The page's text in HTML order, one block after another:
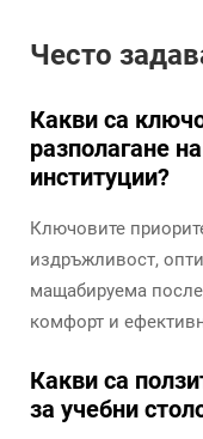
Често
Какви са
разполагане
институции?
Ключовите
издръжливост,
мащабируема
комфорт и
Какви са
за учебни